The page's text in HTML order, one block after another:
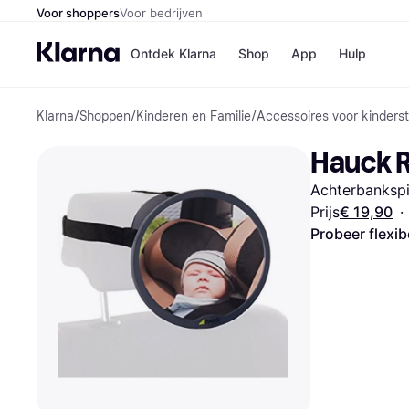
Voor shoppersVoor bedrijven
Ontdek Klarna Shop
Winkels
Bol
H&M
Kruidvat
App Hulp
Klarna/Shoppen/Kinderen en Familie/Accessoires voor
Hauck
Prijs€ 19,90 ·
Probeer